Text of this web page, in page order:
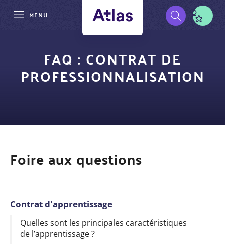
MENU
Pré-
navigation
FAQ : CONTRAT DE
PROFESSIONNALISATION
Foire aux questions
Contrat d'apprentissage
Quelles sont les principales caractéristiques
de l’apprentissage ?